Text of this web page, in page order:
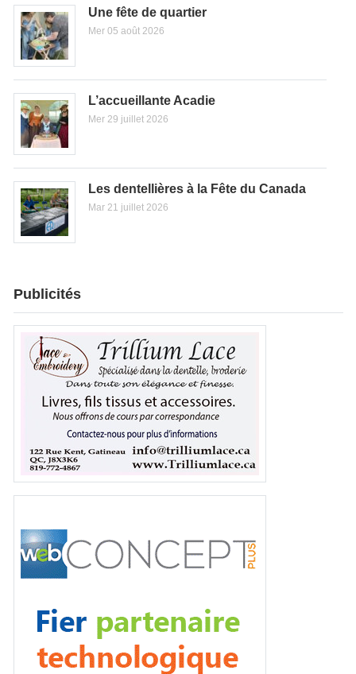
Une fête de quartier
Mer 05 août 2026
L’accueillante Acadie
Mer 29 juillet 2026
Les dentellières à la Fête du Canada
Mar 21 juillet 2026
Publicités